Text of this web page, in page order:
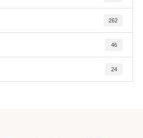
262
46
24